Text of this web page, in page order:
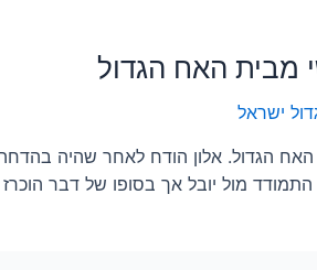
מבית האח הגדול
ישראל
האח הגדול. אלון הודח לאחר שהיה
התמודד מול יובל אך בסופו של דבר